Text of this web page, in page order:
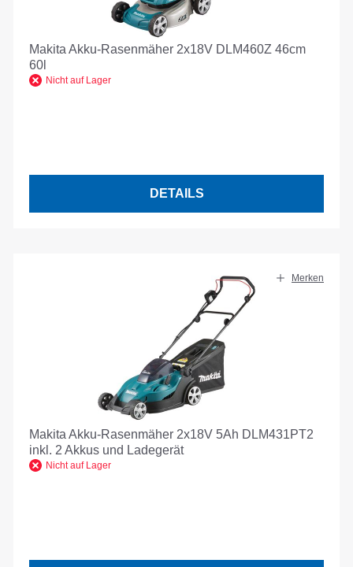
Makita Akku-Rasenmäher 2x18V DLM460Z 46cm
60l
Nicht auf Lager
DETAILS
Merken
Makita Akku-Rasenmäher 2x18V 5Ah DLM431PT2
inkl. 2 Akkus und Ladegerät
Nicht auf Lager